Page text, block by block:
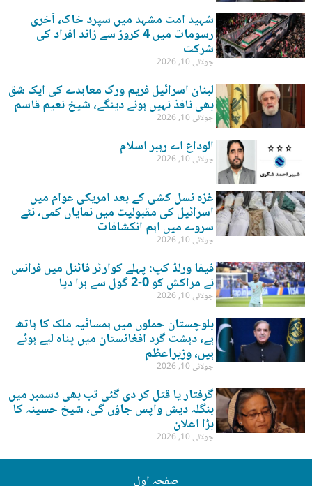
شہید امت مشہد میں سپرد خاک، آخری
رسومات میں 4 کروڑ سے زائد افراد کی
شرکت
جولائی 10, 2026
لبنان اسرائیل فریم ورک معاہدے کی ایک شق
بھی نافذ نہیں ہونے دینگے، شیخ نعیم قاسم
جولائی 10, 2026
الوداع اے رہبر اسلام
جولائی 10, 2026
غزہ نسل کشی کے بعد امریکی عوام میں
اسرائیل کی مقبولیت میں نمایاں کمی، نئے
سروے میں اہم انکشافات
جولائی 10, 2026
فیفا ورلڈ کپ: پہلے کوارٹر فائنل میں فرانس
نے مراکش کو 0-2 گول سے ہرا دیا
جولائی 10, 2026
بلوچستان حملوں میں ہمسائیہ ملک کا ہاتھ
ہے، دہشت گرد افغانستان میں پناہ لیے ہوئے
ہیں، وزیراعظم
جولائی 10, 2026
گرفتار یا قتل کر دی گئی تب بھی دسمبر میں
بنگلہ دیش واپس جاؤں گی، شیخ حسینہ کا
بڑا اعلان
جولائی 10, 2026
صفحہ اول